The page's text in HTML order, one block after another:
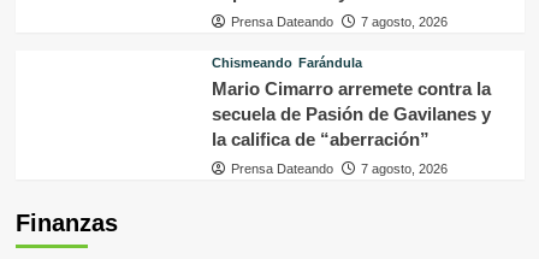
Prensa Dateando 7 agosto, 2026
Chismeando Farándula
Mario Cimarro arremete contra la
secuela de Pasión de Gavilanes y
la califica de “aberración”
Prensa Dateando 7 agosto, 2026
Finanzas